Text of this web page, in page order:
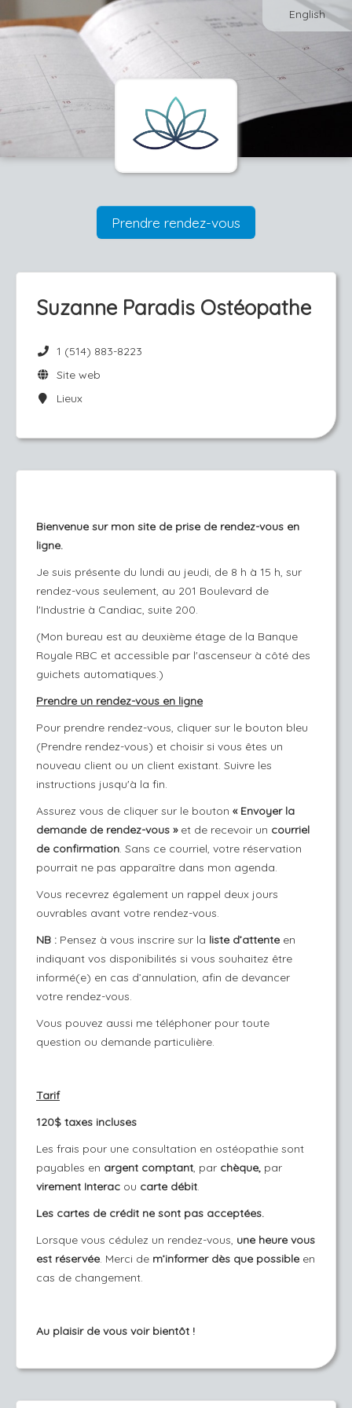
English
Prendre rendez-vous
Suzanne Paradis Ostéopathe
1 (514) 883-8223
Site web
Lieux
Bienvenue sur mon site de prise de rendez-vous en
ligne.
Je suis présente du lundi au jeudi, de 8 h à 15 h, sur
rendez-vous seulement, au 201 Boulevard de
l'Industrie à Candiac, suite 200.
(Mon bureau est au deuxième étage de la Banque
Royale RBC et accessible par l'ascenseur à côté des
guichets automatiques.)
Prendre un rendez-vous en ligne
Pour prendre rendez-vous, cliquer sur le bouton bleu
(Prendre rendez-vous) et choisir si vous êtes un
nouveau client ou un client existant. Suivre les
instructions jusqu'à la fin.
Assurez vous de cliquer sur le bouton « Envoyer la
demande de rendez-vous »et de recevoir un courriel
de confirmation. Sans ce courriel, votre réservation
pourrait ne pas apparaître dans mon agenda.
​Vous recevrez également un rappel deux jours
ouvrables avant votre rendez-vous.
NB : Pensez à vous inscrire sur la liste d’attente en
indiquant vos disponibilités si vous souhaitez être
informé(e) en cas d’annulation, afin de devancer
votre rendez-vous.
Vous pouvez aussi me téléphoner pour toute
question ou demande particulière.
Tarif
120$ taxes incluses
Les frais pour une consultation en ostéopathie sont
payables en argent comptant, par chèque, par
virement Interac ou carte débit.
Les cartes de crédit ne sont pas acceptées.
Lorsque vous cédulez un rendez-vous, une heure vous
est réservée. Merci de m’informer dès que possible en
cas de changement.
Au plaisir de vous voir bientôt !